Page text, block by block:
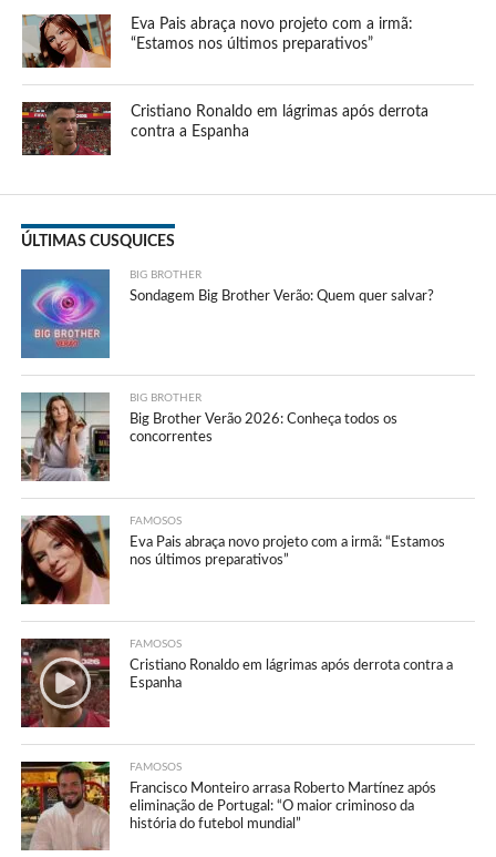
Eva Pais abraça novo projeto com a irmã:
“Estamos nos últimos preparativos”
Cristiano Ronaldo em lágrimas após derrota
contra a Espanha
ÚLTIMAS CUSQUICES
BIG BROTHER
Sondagem Big Brother Verão: Quem quer salvar?
BIG BROTHER
Big Brother Verão 2026: Conheça todos os
concorrentes
FAMOSOS
Eva Pais abraça novo projeto com a irmã: “Estamos
nos últimos preparativos”
FAMOSOS
Cristiano Ronaldo em lágrimas após derrota contra a
Espanha
FAMOSOS
Francisco Monteiro arrasa Roberto Martínez após
eliminação de Portugal: “O maior criminoso da
história do futebol mundial”